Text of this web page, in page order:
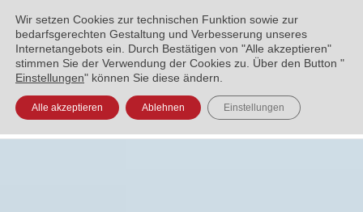
ENGLISH العربية УКРАЇНСЬКА
Wir setzen Cookies zur technischen Funktion sowie zur
bedarfsgerechten Gestaltung und Verbesserung unseres
Internetangebots ein. Durch Bestätigen von "Alle akzeptieren"
stimmen Sie der Verwendung der Cookies zu. Über den Button "
Einstellungen" können Sie diese ändern.
Alle akzeptieren Ablehnen Einstellungen